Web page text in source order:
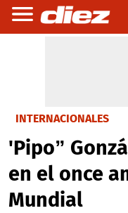
INTERNACIONALES
'Pipo”
en el once
Mundial